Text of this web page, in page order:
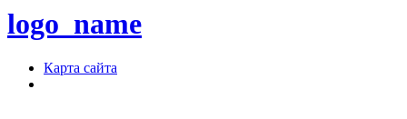
logo_name
Карта сайта